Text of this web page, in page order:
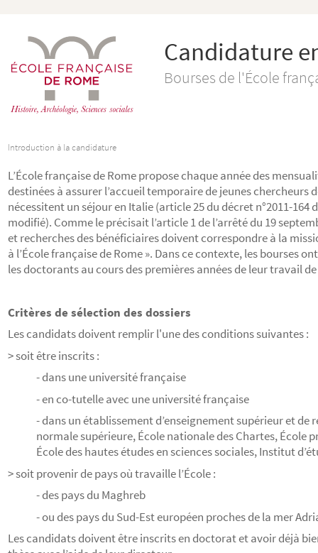
Candidature
Bourses de l'École
Introduction à la candidature
L’École française de Rome propose chaque année des
destinées à assurer l’accueil temporaire de jeunes chercheurs
nécessitent un séjour en Italie (article 25 du décret n°2011-164
modifié). Comme le précisait l’article 1 de l’arrêté du 19
et recherches des bénéficiaires doivent correspondre à la
à l’École française de Rome ». Dans ce contexte, les bourses
les doctorants au cours des premières années de leur travail
Critères de sélection des dossiers
Les candidats doivent remplir l'une des conditions suivantes :
> soit être inscrits :
- dans une université française
- en co-tutelle avec une université française
- dans un établissement d’enseignement supérieur et de
normale supérieure, École nationale des Chartes, École
École des hautes études en sciences sociales, Institut
> soit provenir de pays où travaille l’École :
- des pays du Maghreb
- ou des pays du Sud-Est européen proches de la mer
Les candidats doivent être inscrits en doctorat et avoir déjà